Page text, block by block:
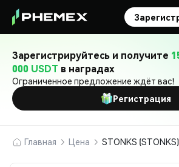
Зарегистрируйтесь и получите
000 USDT в наградах
Ограниченное предложение ждёт вас!
Регистрация
Главная Цена STONKS (STONKS)